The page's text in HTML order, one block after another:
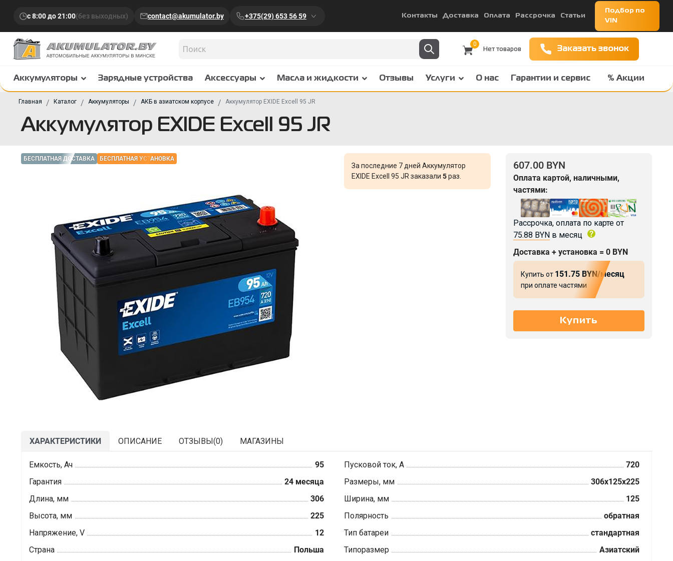
с 8:00 до 21:00(без выходных) contact@akumulator.by +375(29) 653 56 59 Контакты Доставка Оплата Рассрочка Статьи
Подбор по
VIN
0
Заказать звонок
Аккумуляторы Зарядные устройства Аксессуары Масла и жидкости Отзывы Услуги О нас Гарантии и сервис % Акции
Главная Каталог Аккумуляторы АКБ в азиатском корпусе Аккумулятор EXIDE Excell 95 JR
Аккумулятор EXIDE Excell 95 JR
БЕСПЛАТНАЯ ДОСТАВКА БЕСПЛАТНАЯ УСТАНОВКА
За последние 7 дней Аккумулятор
EXIDE Excell 95 JR заказали 5раз.
607.00 BYN
Оплата картой, наличными,
частями:
Рассрочка, оплата по карте от
75.88 BYNв месяц
Доставка + установка = 0 BYN
Купить от 151.75 BYN/месяц
при оплате частями
ХАРАКТЕРИСТИКИ ОПИСАНИЕ ОТЗЫВЫ(0) МАГАЗИНЫ
Емкость, Ач 95 Пусковой ток, А
720
Гарантия
24 месяца Размеры, мм
306x125x225
Длина, мм
306 Ширина, мм
125
Высота, мм
225 Полярность
обратная
Напряжение, V
12 Тип батареи
стандартная
Страна
Польша Типоразмер Азиатский